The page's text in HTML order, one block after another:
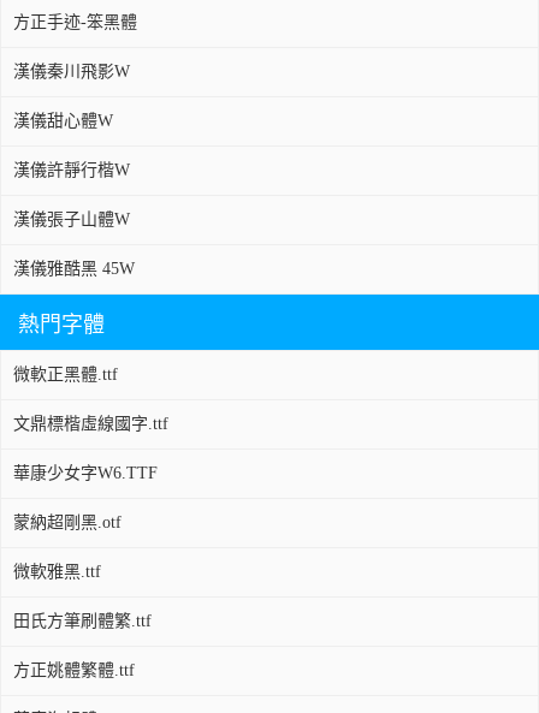
方正手迹-笨黑體
漢儀秦川飛影W
漢儀甜心體W
漢儀許靜行楷W
漢儀張子山體W
漢儀雅酷黑 45W
熱門字體
微軟正黑體.ttf
文鼎標楷虛線國字.ttf
華康少女字W6.TTF
蒙納超剛黑.otf
微軟雅黑.ttf
田氏方筆刷體繁.ttf
方正姚體繁體.ttf